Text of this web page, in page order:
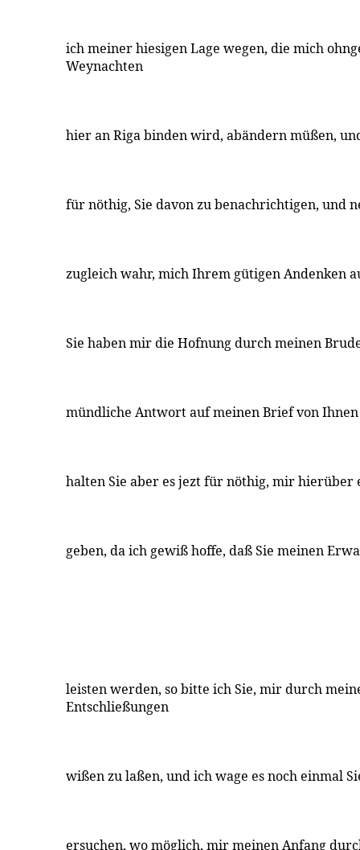
ich meiner hiesigen Lage wegen, die mich
Weynachten
hier an Riga binden wird, abändern müßen,
für nöthig, Sie davon zu benachrichtigen, und
zugleich wahr, mich Ihrem gütigen Andenken
Sie haben mir die Hofnung durch meinen
mündliche Antwort auf meinen Brief von
halten Sie aber es jezt für nöthig, mir hierüber
geben, da ich gewiß hoffe, daß Sie meinen
leisten werden, so bitte ich Sie, mir durch
Entschließungen
wißen zu laßen, und ich wage es noch einmal
ersuchen, wo möglich, mir meinen Anfang